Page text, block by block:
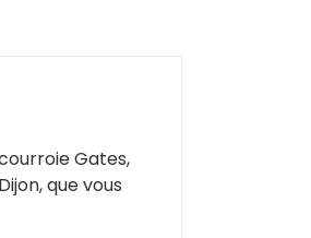
Gates,
que vous